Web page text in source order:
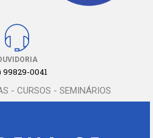
99829-0041
- CURSOS - SEMINÁRIOS